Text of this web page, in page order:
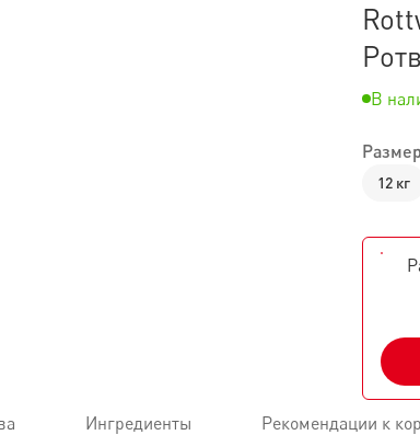
В
12 кг
Ингредиенты Рекомендации к